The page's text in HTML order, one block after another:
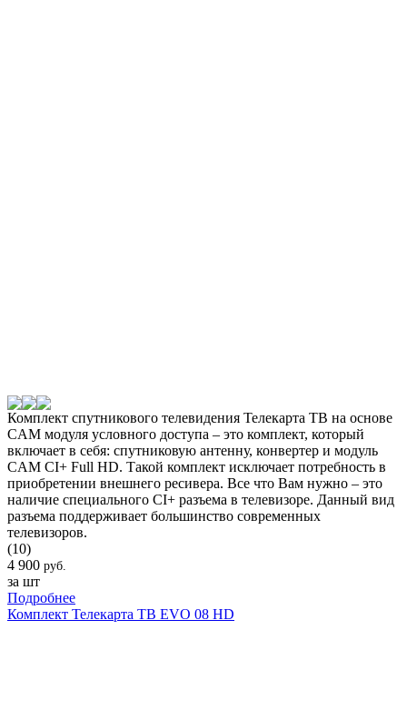
Комплект спутникового телевидения Телекарта ТВ на основе
CAM модуля условного доступа – это комплект, который
включает в себя: спутниковую антенну, конвертер и модуль
CAM CI+ Full HD. Такой комплект исключает потребность в
приобретении внешнего ресивера. Все что Вам нужно – это
наличие специального CI+ разъема в телевизоре. Данный вид
разъема поддерживает большинство современных
телевизоров.
(10)
4 900 руб.
за шт
Подробнее
Комплект Телекарта ТВ EVO 08 HD